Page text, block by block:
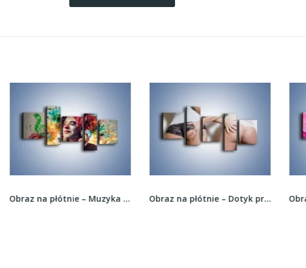
Obraz na płótnie – Muzyka we wszystkich... Obraz na płótnie – Dotyk przyjaznych dłoni –...